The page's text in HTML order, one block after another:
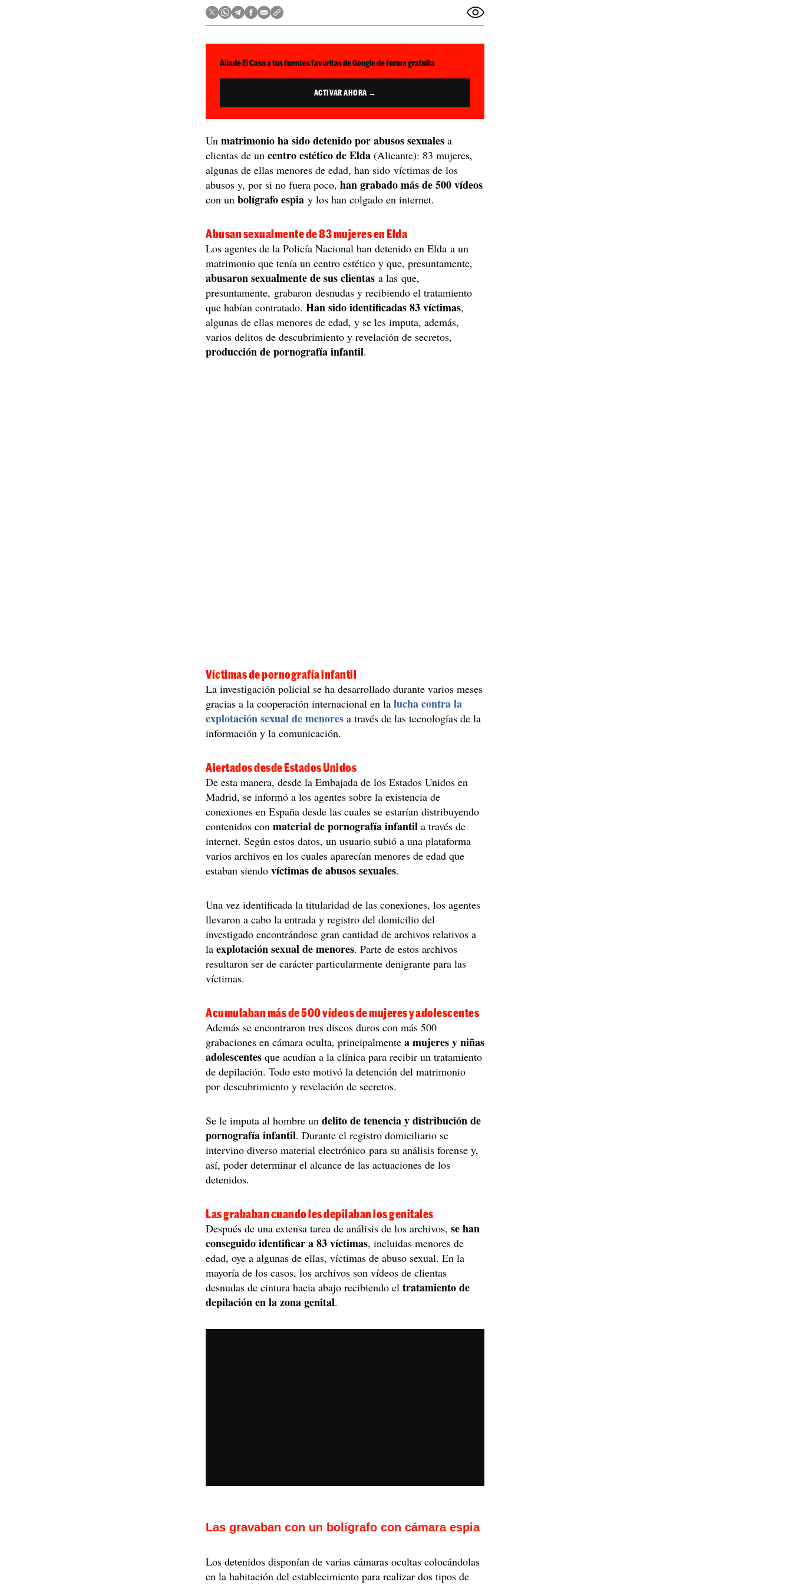
Añade El Caso a tus fuentes favoritas de Google de forma gratuita
ACTIVAR AHORA →
Unmatrimonio ha sido detenido por abusos sexuales a
clientas de uncentro estético de Elda (Alicante): 83 mujeres,
algunas de ellas menores de edad, han sido víctimas de los
abusos y, por si no fuera poco,han grabado más de 500 vídeos
con unbolígrafo espia y los han colgado en internet.
Abusan sexualmente de 83 mujeres en Elda
Los agentes de la Policía Nacional han detenido en Elda a un
matrimonio que tenía un centro estético y que, presuntamente,
abusaron sexualmente de sus clientasa las que,
presuntamente, grabaron desnudas y recibiendo el tratamiento
que habían contratado.Han sido identificadas 83 víctimas,
algunas de ellas menores de edad, y se les imputa, además,
varios delitos de descubrimiento y revelación de secretos,
producción de pornografía infantil.
Víctimas de pornografía infantil
La investigación policial se ha desarrollado durante varios meses
gracias a la cooperación internacional en lalucha contra la
explotación sexual de menores a través de las tecnologías de la
información y la comunicación.
Alertados desde Estados Unidos
De esta manera, desde la Embajada de los Estados Unidos en
Madrid, se informó a los agentes sobre la existencia de
conexiones en España desde las cuales se estarían distribuyendo
contenidos conmaterial de pornografía infantil a través de
internet. Según estos datos, un usuario subió a una plataforma
varios archivos en los cuales aparecían menores de edad que
estaban siendovíctimas de abusos sexuales.
Una vez identificada la titularidad de las conexiones, los agentes
llevaron a cabo la entrada y registro del domicilio del
investigado encontrándose gran cantidad de archivos relativos a
laexplotación sexual de menores. Parte de estos archivos
resultaron ser de carácter particularmente denigrante para las
víctimas.
Acumulaban más de 500 vídeos de mujeres y adolescentes
Además se encontraron tres discos duros con más 500
grabaciones en cámara oculta, principalmentea mujeres y niñas
adolescentes que acudían a la clínica para recibir un tratamiento
de depilación. Todo esto motivó la detención del matrimonio
por descubrimiento y revelación de secretos.
Se le imputa al hombre undelito de tenencia y distribución de
pornografía infantil. Durante el registro domiciliario se
intervino diverso material electrónico para su análisis forense y,
así, poder determinar el alcance de las actuaciones de los
detenidos.
Las grababan cuando les depilaban los genitales
Después de una extensa tarea de análisis de los archivos,se han
conseguido identificar a 83 víctimas, incluidas menores de
edad, oye a algunas de ellas, víctimas de abuso sexual. En la
mayoría de los casos, los archivos son vídeos de clientas
desnudas de cintura hacia abajo recibiendo eltratamiento de
depilación en la zona genital.
Las gravaban con un bolígrafo con cámara espia
Los detenidos disponían de varias cámaras ocultas colocándolas
en la habitación del establecimiento para realizar dos tipos de